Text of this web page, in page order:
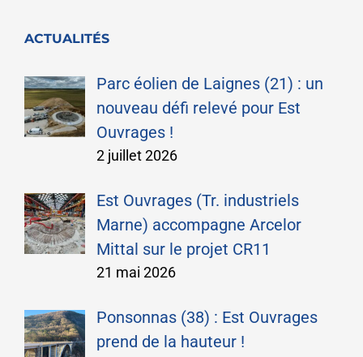
ACTUALITÉS
Parc éolien de Laignes (21) : un
nouveau défi relevé pour Est
Ouvrages !
2 juillet 2026
Est Ouvrages (Tr. industriels
Marne) accompagne Arcelor
Mittal sur le projet CR11
21 mai 2026
Ponsonnas (38) : Est Ouvrages
prend de la hauteur !